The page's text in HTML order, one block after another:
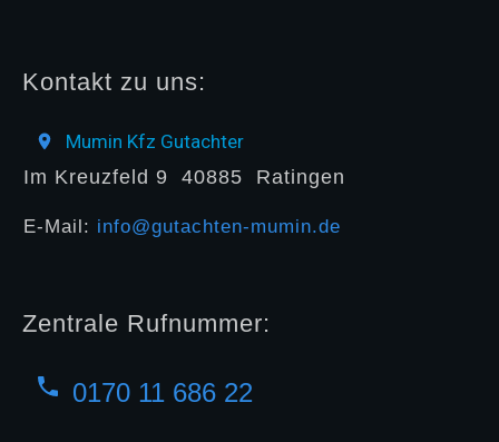
Kontakt zu uns:
Mumin Kfz Gutachter
Im Kreuzfeld 9 40885 Ratingen
E-Mail: info@gutachten-mumin.de
Zentrale Rufnummer:
0170 11 686 22